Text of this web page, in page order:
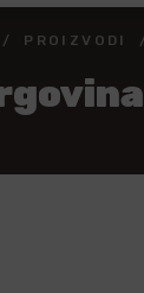
PROIZVODI